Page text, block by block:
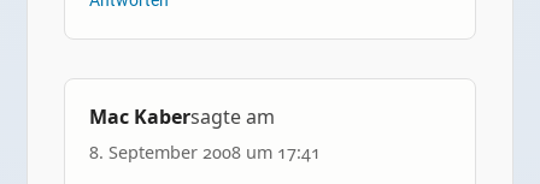
Mac Kabersagte am
8. September 2008 um 17:41